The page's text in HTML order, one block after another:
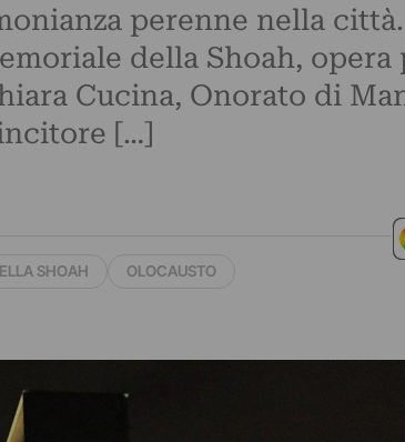
perenne nella
della Shoah,
Cucina, Onorato di
[…]
SHOAH OLOCAUSTO